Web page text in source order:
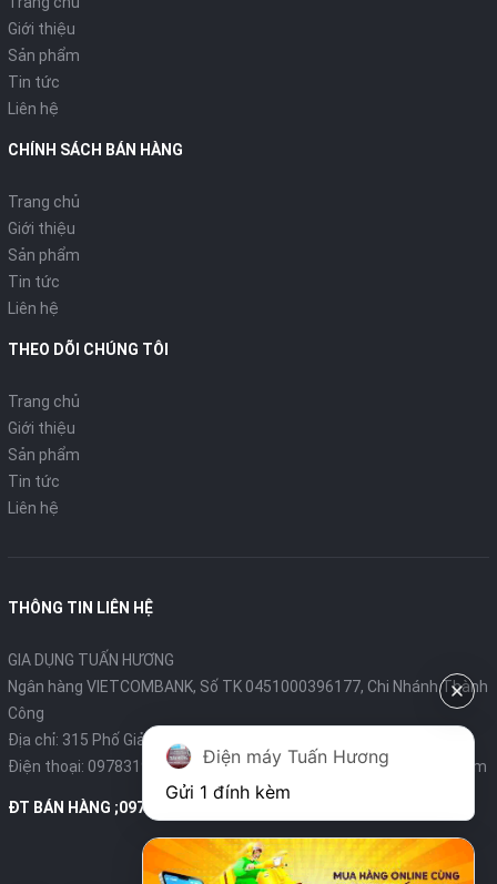
Giới thiệu
Sản phẩm
Tin tức
Liên hệ
CHÍNH SÁCH BÁN HÀNG
Trang chủ
Giới thiệu
Sản phẩm
Tin tức
Liên hệ
THEO DÕI CHÚNG TÔI
Trang chủ
Giới thiệu
Sản phẩm
Tin tức
Liên hệ
THÔNG TIN LIÊN HỆ
GIA DỤNG TUẤN HƯƠNG
Ngân hàng VIETCOMBANK, Số TK 0451000396177, Chi Nhánh Thành
Công
Địa chỉ: 315 Phố Giảng Võ - Ba Đình - Hà Nội
Điện thoại: 0978319375- Email:diengiadungtuanhuong@gmail.com
ĐT BÁN HÀNG ;0978319375
Điện máy Tuấn Hương
Gửi 1 đính kèm